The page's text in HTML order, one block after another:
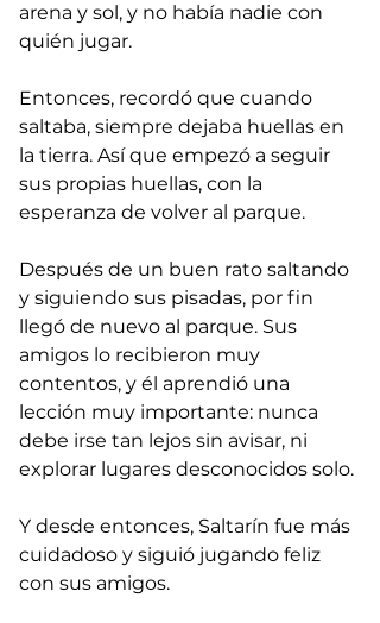
arena y sol, y no había nadie con
quién jugar.
Entonces, recordó que cuando
saltaba, siempre dejaba huellas en
la tierra. Así que empezó a seguir
sus propias huellas, con la
esperanza de volver al parque.
Después de un buen rato saltando
y siguiendo sus pisadas, por fin
llegó de nuevo al parque. Sus
amigos lo recibieron muy
contentos, y él aprendió una
lección muy importante: nunca
debe irse tan lejos sin avisar, ni
explorar lugares desconocidos solo.
Y desde entonces, Saltarín fue más
cuidadoso y siguió jugando feliz
con sus amigos.